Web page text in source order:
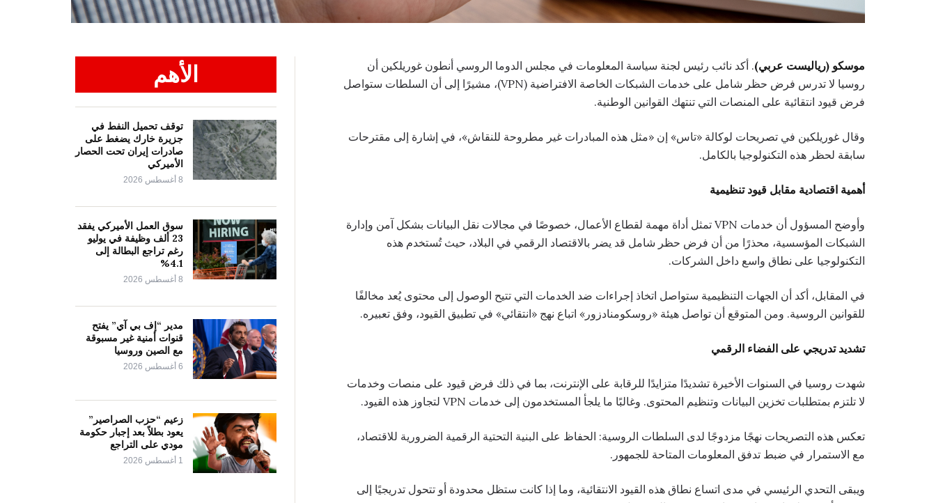
موسكو (رياليست عربي). أكد نائب رئيس لجنة سياسة المعلومات في مجلس الدوما الروسي أنطون غوريلكين أن
روسيا لا تدرس فرض حظر شامل على خدمات الشبكات الخاصة الافتراضية (VPN)، مشيرًا إلى أن السلطات ستواصل
فرض قيود انتقائية على المنصات التي تنتهك القوانين الوطنية.
وقال غوريلكين في تصريحات لوكالة «تاس» إن «مثل هذه المبادرات غير مطروحة للنقاش»، في إشارة إلى مقترحات
سابقة لحظر هذه التكنولوجيا بالكامل.
أهمية اقتصادية مقابل قيود تنظيمية
وأوضح المسؤول أن خدمات VPN تمثل أداة مهمة لقطاع الأعمال، خصوصًا في مجالات نقل البيانات بشكل آمن وإدارة
الشبكات المؤسسية، محذرًا من أن فرض حظر شامل قد يضر بالاقتصاد الرقمي في البلاد، حيث تُستخدم هذه
التكنولوجيا على نطاق واسع داخل الشركات.
في المقابل، أكد أن الجهات التنظيمية ستواصل اتخاذ إجراءات ضد الخدمات التي تتيح الوصول إلى محتوى يُعد مخالفًا
للقوانين الروسية. ومن المتوقع أن تواصل هيئة «روسكومنادزور» اتباع نهج «انتقائي» في تطبيق القيود، وفق تعبيره.
تشديد تدريجي على الفضاء الرقمي
شهدت روسيا في السنوات الأخيرة تشديدًا متزايدًا للرقابة على الإنترنت، بما في ذلك فرض قيود على منصات وخدمات
لا تلتزم بمتطلبات تخزين البيانات وتنظيم المحتوى. وغالبًا ما يلجأ المستخدمون إلى خدمات VPN لتجاوز هذه القيود.
تعكس هذه التصريحات نهجًا مزدوجًا لدى السلطات الروسية: الحفاظ على البنية التحتية الرقمية الضرورية للاقتصاد،
مع الاستمرار في ضبط تدفق المعلومات المتاحة للجمهور.
ويبقى التحدي الرئيسي في مدى اتساع نطاق هذه القيود الانتقائية، وما إذا كانت ستظل محدودة أو تتحول تدريجيًا إلى
الأهم
توقف تحميل النفط في
جزيرة خارك يضغط على
صادرات إيران تحت الحصار
الأميركي
8 أغسطس 2026
سوق العمل الأميركي يفقد
23 ألف وظيفة في يوليو
رغم تراجع البطالة إلى
4.1%
8 أغسطس 2026
مدير “إف بي آي” يفتح
قنوات أمنية غير مسبوقة
مع الصين وروسيا
6 أغسطس 2026
زعيم “حزب الصراصير”
يعود بطلاً بعد إجبار حكومة
مودي على التراجع
1 أغسطس 2026